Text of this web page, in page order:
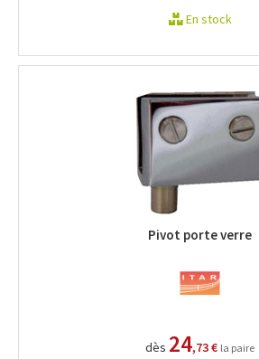
En stock
Pivot porte verre
dès 24,73 € la paire